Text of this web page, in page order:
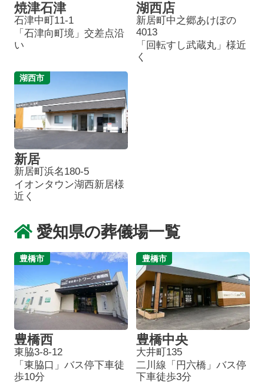
焼津石津
石津中町11-1
「石津向町境」交差点沿
い
湖西店
新居町中之郷あけぼの
4013
「回転すし武蔵丸」様近
く
湖西市
新居
新居町浜名180-5
イオンタウン湖西新居様
近く
愛知県の葬儀場一覧
豊橋市
豊橋西
東脇3-8-12
「東脇口」バス停下車徒
歩10分
豊橋市
豊橋中央
大井町135
二川線「円六橋」バス停
下車徒歩3分